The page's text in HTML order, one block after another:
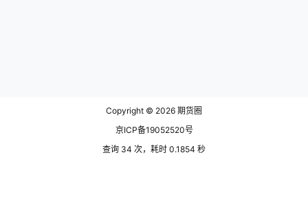
Copyright © 2026 期货圈
京ICP备19052520号
查询 34 次，耗时 0.1854 秒